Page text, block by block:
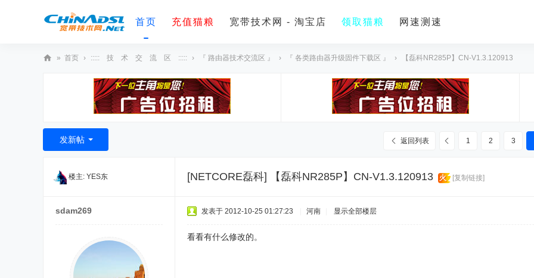
首页 充值猫粮 宽带技术网 - 淘宝店 领取猫粮 网速测速
术
» 首页 › ::::: 技 术 交 流 区 ::::: › 『 路由器技术交流区 』 › 『 各类路由器升级固件下载区 』 › 【磊科NR285P】CN-V1.3.120913
1 2 3
返回列表
发新帖
楼主: YES东 [NETCORE磊科] 【磊科NR285P】CN-V1.3.120913 火 [复制链接]
sdam269 发表于 2012-10-25 01:27:23 河南 显示全部楼层
看看有什么修改的。